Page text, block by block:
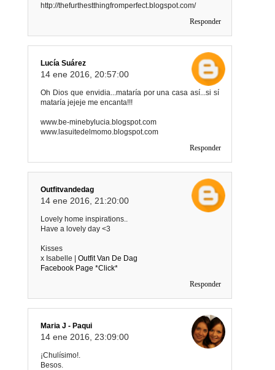
http://thefurthestthingfromperfect.blogspot.com/
Responder
Lucía Suárez
14 ene 2016, 20:57:00
Oh Dios que envidia...mataría por una casa así...si sí
mataría jejeje me encanta!!!
www.be-minebylucia.blogspot.com
www.lasuitedelmomo.blogspot.com
Responder
Outfitvandedag
14 ene 2016, 21:20:00
Lovely home inspirations..
Have a lovely day <3
Kisses
x Isabelle | Outfit Van De Dag
Facebook Page *Click*
Responder
Maria J - Paqui
14 ene 2016, 23:09:00
¡Chulísimo!.
Besos.